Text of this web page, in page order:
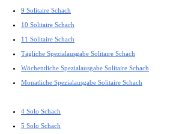
9 Solitaire Schach
10 Solitaire Schach
11 Solitaire Schach
Tägliche Spezialausgabe Solitaire Schach
Wöchentliche Spezialausgabe Solitaire Schach
Monatliche Spezialausgabe Solitaire Schach
4 Solo Schach
5 Solo Schach